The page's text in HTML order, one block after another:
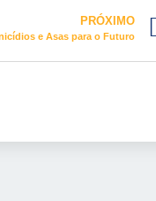
PRÓXIMO
e Asas para o Futuro